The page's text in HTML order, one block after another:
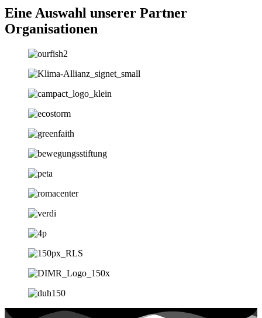
Eine Auswahl unserer Partner
Organisationen